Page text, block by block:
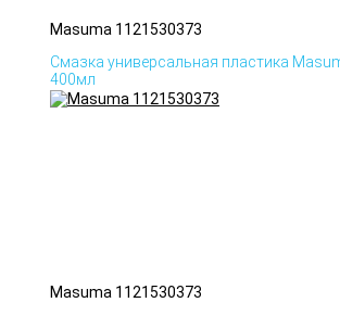
Masuma 1121530373
Смазка универсальная пластика
400мл
Masuma 1121530373